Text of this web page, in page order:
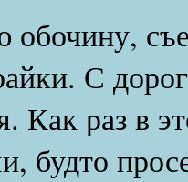
С
Как раз в
будто